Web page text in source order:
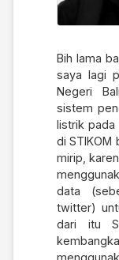
Bih lama
saya lagi
Negeri
sistem
listrik pada
di STIKOM
mirip,
data
twitter)
dari itu